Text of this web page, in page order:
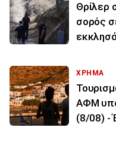
Θρίλερ
σορός
ΧΡΗΜΑ
ΑΦΜ
(8/08) -